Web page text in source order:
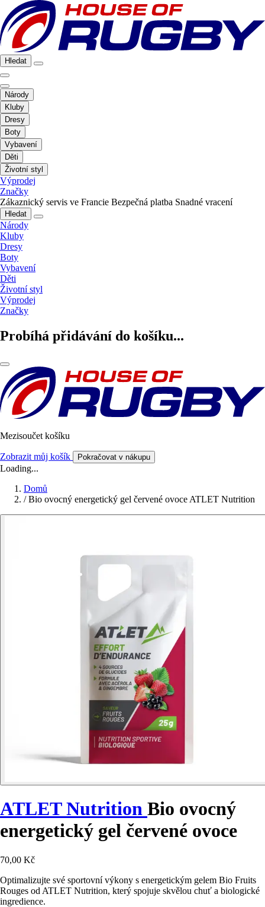
Hledat
Národy
Kluby
Dresy
Boty
Vybavení
Děti
Životní styl
Výprodej
Značky
Zákaznický servis ve Francie Bezpečná platba Snadné vracení
Hledat
Národy
Kluby
Dresy
Boty
Vybavení
Děti
Životní styl
Výprodej
Značky
Probíhá přidávání do košíku...
Mezisoučet košíku
Zobrazit můj košík Pokračovat v nákupu
Loading...
Domů
/ Bio ovocný energetický gel červené ovoce ATLET Nutrition
ATLET Nutrition Bio ovocný
energetický gel červené ovoce
70,00 Kč
Optimalizujte své sportovní výkony s energetickým gelem Bio Fruits
Rouges od ATLET Nutrition, který spojuje skvělou chuť a biologické
ingredience.